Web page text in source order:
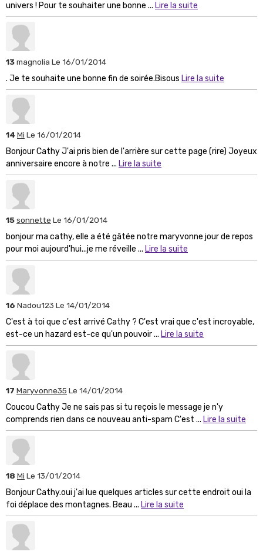
univers ! Pour te souhaiter une bonne ... Lire la suite
13magnolia Le 16/01/2014
. Je te souhaite une bonne fin de soirée.Bisous Lire la suite
14 Mi Le 16/01/2014
Bonjour Cathy J'ai pris bien de l'arrière sur cette page (rire) Joyeux
anniversaire encore à notre ... Lire la suite
15sonnette Le 16/01/2014
bonjour ma cathy, elle a été gâtée notre maryvonne jour de repos
pour moi aujourd'hui...je me réveille ... Lire la suite
16 Nadou123 Le 14/01/2014
C'est à toi que c'est arrivé Cathy ? C'est vrai que c'est incroyable,
est-ce un hazard est-ce qu'un pouvoir ... Lire la suite
17 Maryvonne35 Le 14/01/2014
Coucou Cathy Je ne sais pas si tu reçois le message je n'y
comprends rien dans ce nouveau anti-spam C'est ... Lire la suite
18 Mi Le 13/01/2014
Bonjour Cathy.oui j'ai lue quelques articles sur cette endroit oui la
foi déplace des montagnes. Beau ... Lire la suite